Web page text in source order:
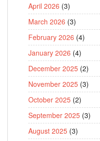
April 2026 (3)
March 2026 (3)
February 2026 (4)
January 2026 (4)
December 2025 (2)
November 2025 (3)
October 2025 (2)
September 2025 (3)
August 2025 (3)